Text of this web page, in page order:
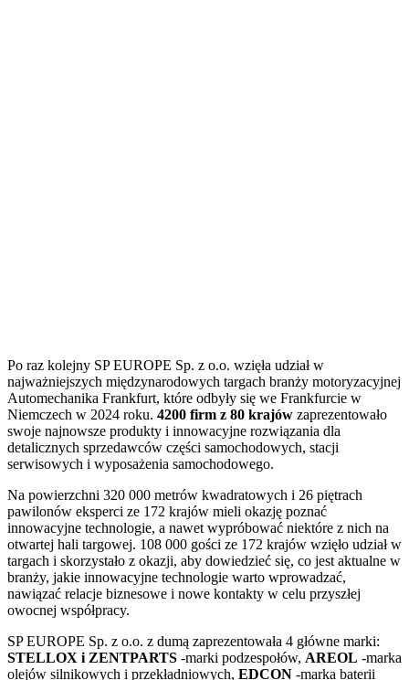
Po raz kolejny SP EUROPE Sp. z o.o. wzięła udział w
najważniejszych międzynarodowych targach branży motoryzacyjnej
Automechanika Frankfurt, które odbyły się we Frankfurcie w
Niemczech w 2024 roku. 4200 firm z 80 krajów zaprezentowało
swoje najnowsze produkty i innowacyjne rozwiązania dla
detalicznych sprzedawców części samochodowych, stacji
serwisowych i wyposażenia samochodowego.
Na powierzchni 320 000 metrów kwadratowych i 26 piętrach
pawilonów eksperci ze 172 krajów mieli okazję poznać
innowacyjne technologie, a nawet wypróbować niektóre z nich na
otwartej hali targowej. 108 000 gości ze 172 krajów wzięło udział w
targach i skorzystało z okazji, aby dowiedzieć się, co jest aktualne w
branży, jakie innowacyjne technologie warto wprowadzać,
nawiązać relacje biznesowe i nowe kontakty w celu przyszłej
owocnej współpracy.
SP EUROPE Sp. z o.o. z dumą zaprezentowała 4 główne marki:
STELLOX i ZENTPARTS -marki podzespołów, AREOL -marka
olejów silnikowych i przekładniowych, EDCON -marka baterii